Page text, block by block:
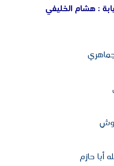
: هشام الخليفي
أبا حازم